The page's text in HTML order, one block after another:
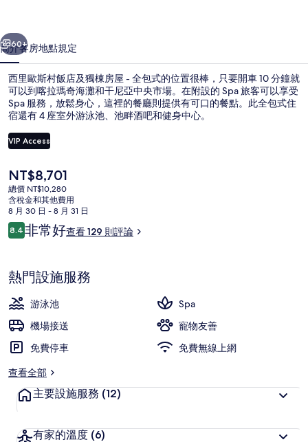
及
獨
棟
房
屋
全
包
式
的
片
集
個 下一個
60+
簡介客房地點規定
西里歐斯村飯店及獨棟房屋 - 全包式的位置很棒，只要開車 10 分鐘就
可以到喀拉瑪奇海灘和干尼亞中央市場。在附設的 Spa 旅客可以享受
Spa 服務，放鬆身心，這裡的餐廳則提供有可口的餐點。此全包式住
宿還有 4 座室外游泳池、池畔酒吧和健身中心。
VIP Access
目
前
的
價
格
是
NT$8,701
總價 NT$10,280
含稅金和其他費用
8 月 30 日 - 8 月 31 日
評
論
8.48.4 分，滿分 10 分，
非常好查看 129 則評論
熱門設施服務
游泳池
Spa
機場接送
寵物友善
免費停車
免費無線上網
查看全部
主要設施服務 (12)
有家的溫度 (6)